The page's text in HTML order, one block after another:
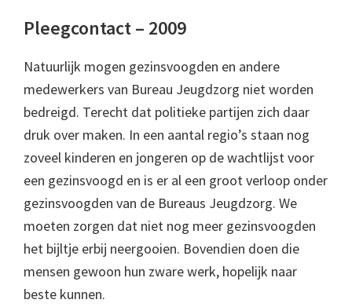
Pleegcontact – 2009
Natuurlijk mogen gezinsvoogden en andere
medewerkers van Bureau Jeugdzorg niet worden
bedreigd. Terecht dat politieke partijen zich daar
druk over maken. In een aantal regio’s staan nog
zoveel kinderen en jongeren op de wachtlijst voor
een gezinsvoogd en is er al een groot verloop onder
gezinsvoogden van de Bureaus Jeugdzorg. We
moeten zorgen dat niet nog meer gezinsvoogden
het bijltje erbij neergooien. Bovendien doen die
mensen gewoon hun zware werk, hopelijk naar
beste kunnen.